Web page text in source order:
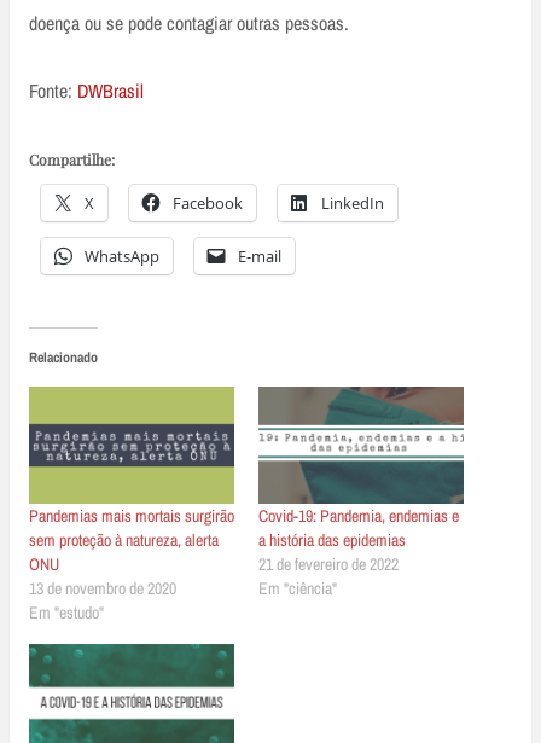
doença ou se pode contagiar outras pessoas.
Fonte: DWBrasil
Compartilhe:
X Facebook LinkedIn
WhatsApp E-mail
Relacionado
Pandemias mais mortais surgirão
sem proteção à natureza, alerta
ONU
13 de novembro de 2020
Em "estudo"
Covid-19: Pandemia, endemias e
a história das epidemias
21 de fevereiro de 2022
Em "ciência"